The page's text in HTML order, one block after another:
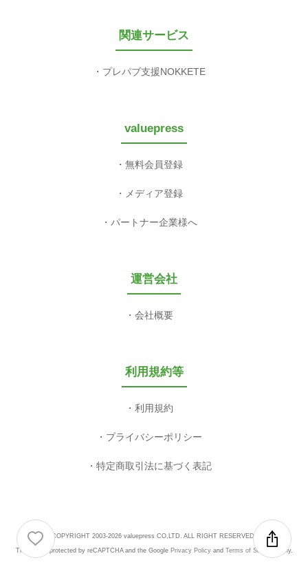
関連サービス
プレパブ支援NOKKETE
valuepress
無料会員登録
メディア登録
パートナー企業様へ
運営会社
会社概要
利用規約等
利用規約
プライバシーポリシー
特定商取引法に基づく表記
COPYRIGHT 2003-2026 valuepress CO,LTD. ALL RIGHT RESERVED.
This site is protected by reCAPTCHA and the Google Privacy Policyand Terms of Service apply.